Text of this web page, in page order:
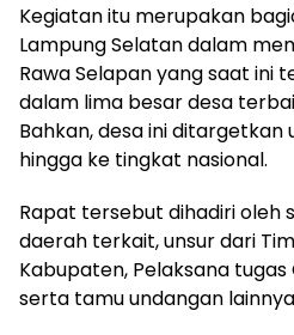
Kegiatan itu merupakan
Lampung Selatan dalam
Rawa Selapan yang saat ini
dalam lima besar desa
Bahkan, desa ini
hingga ke tingkat nasional.
Rapat tersebut dihadiri oleh
daerah terkait, unsur dari
Kabupaten, Pelaksana
serta tamu undangan